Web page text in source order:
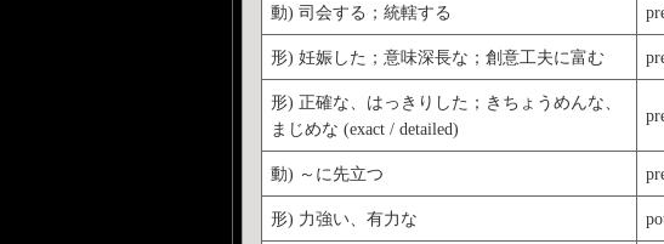
動) 司会する；統轄する
形) 妊娠した；意味深長な；創意工夫に富む
形) 正確な、はっきりした；きちょうめんな、
まじめな (exact / detailed)
動) ～に先立つ
形) 力強い、有力な